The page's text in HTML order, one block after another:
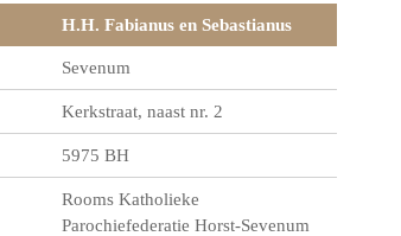
H.H. Fabianus en Sebastianus
Sevenum
Kerkstraat, naast nr. 2
5975 BH
Rooms Katholieke
Parochiefederatie Horst-Sevenum